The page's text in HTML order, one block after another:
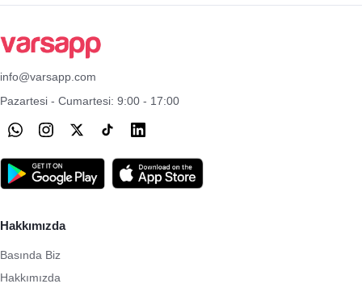
info@varsapp.com
Pazartesi - Cumartesi: 9:00 - 17:00
Hakkımızda
Basında Biz
Hakkımızda